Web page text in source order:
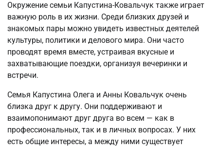
Окружение семьи Капустина-Ковальчук также играет
важную роль в их жизни. Среди близких друзей и
знакомых пары можно увидеть известных деятелей
культуры, политики и делового мира. Они часто
проводят время вместе, устраивая вкусные и
захватывающие поездки, организуя вечеринки и
встречи.
Семья Капустина Олега и Анны Ковальчук очень
близка друг к другу. Они поддерживают и
взаимопонимают друг друга во всем — как в
профессиональных, так и в личных вопросах. У них
есть общие интересы, а между ними существует